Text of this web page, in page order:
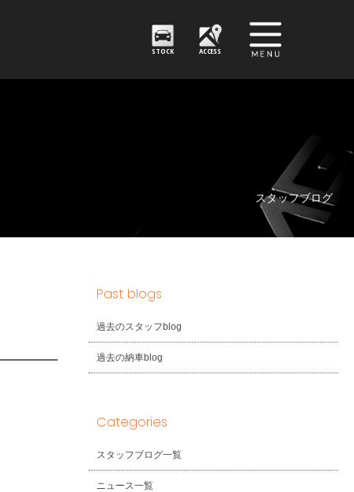
STOCK ACCESS
スタッフブログ
Past blogs
過去のスタッフblog
過去の納車blog
Categories
スタッフブログ一覧
ニュース一覧